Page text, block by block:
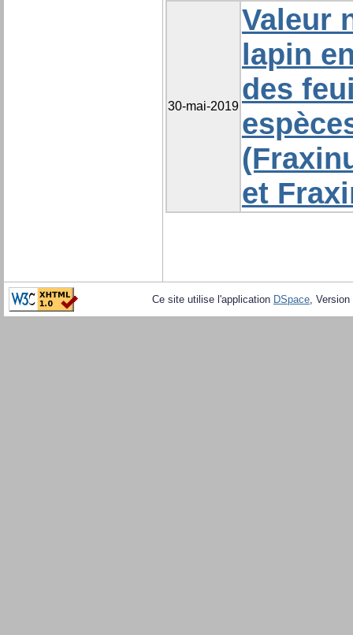
30-mai-2019
Valeur
lapin
des
et
Ce site utilise l'application DSpace,